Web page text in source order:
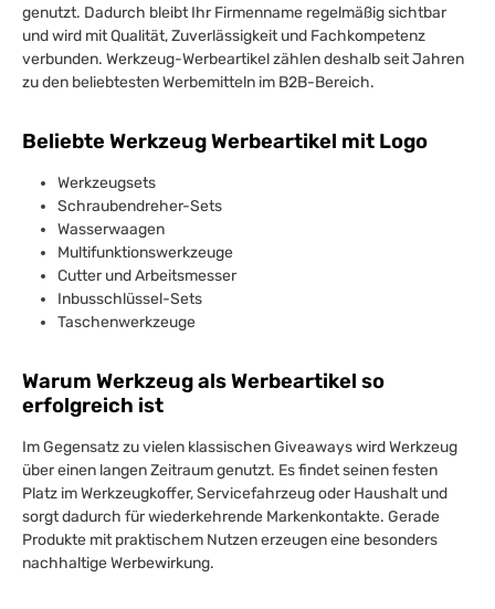
genutzt. Dadurch bleibt Ihr Firmenname regelmäßig sichtbar
und wird mit Qualität, Zuverlässigkeit und Fachkompetenz
verbunden. Werkzeug-Werbeartikel zählen deshalb seit Jahren
zu den beliebtesten Werbemitteln im B2B-Bereich.
Beliebte Werkzeug Werbeartikel mit Logo
Werkzeugsets
Schraubendreher-Sets
Wasserwaagen
Multifunktionswerkzeuge
Cutter und Arbeitsmesser
Inbusschlüssel-Sets
Taschenwerkzeuge
Warum Werkzeug als Werbeartikel so
erfolgreich ist
Im Gegensatz zu vielen klassischen Giveaways wird Werkzeug
über einen langen Zeitraum genutzt. Es findet seinen festen
Platz im Werkzeugkoffer, Servicefahrzeug oder Haushalt und
sorgt dadurch für wiederkehrende Markenkontakte. Gerade
Produkte mit praktischem Nutzen erzeugen eine besonders
nachhaltige Werbewirkung.